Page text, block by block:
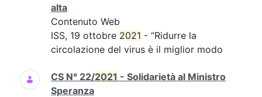
alta
Contenuto Web
ISS, 19 ottobre 2021 - “Ridurre la
circolazione del virus è il miglior modo
CS N° 22/2021 - Solidarietà al Ministro
Speranza